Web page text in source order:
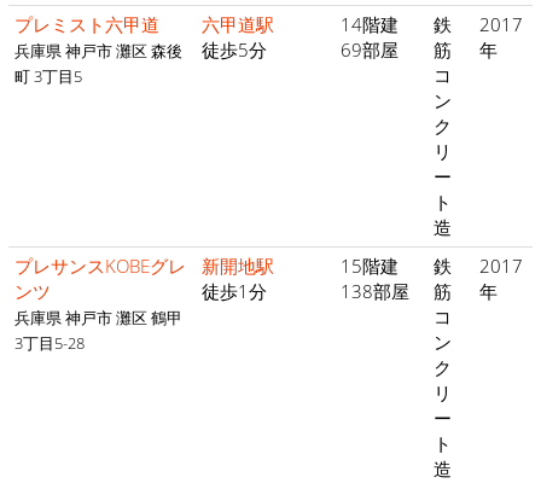
プレミスト六甲道
兵庫県 神戸市 灘区 森後
町 3丁目5
六甲道駅
徒歩5分
14階建
69部屋
鉄
筋
コ
ン
ク
リ
ー
ト
造
2017
年
プレサンスKOBEグレ
ンツ
兵庫県 神戸市 灘区 鶴甲
3丁目5-28
新開地駅
徒歩1分
15階建
138部屋
鉄
筋
コ
ン
ク
リ
ー
ト
造
2017
年